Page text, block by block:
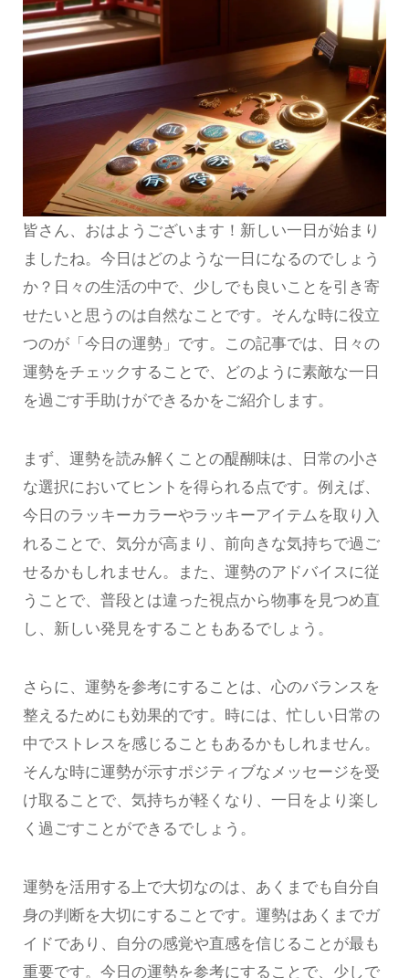
皆さん、おはようございます！新しい一日が始まり
ましたね。今日はどのような一日になるのでしょう
か？日々の生活の中で、少しでも良いことを引き寄
せたいと思うのは自然なことです。そんな時に役立
つのが「今日の運勢」です。この記事では、日々の
運勢をチェックすることで、どのように素敵な一日
を過ごす手助けができるかをご紹介します。
まず、運勢を読み解くことの醍醐味は、日常の小さ
な選択においてヒントを得られる点です。例えば、
今日のラッキーカラーやラッキーアイテムを取り入
れることで、気分が高まり、前向きな気持ちで過ご
せるかもしれません。また、運勢のアドバイスに従
うことで、普段とは違った視点から物事を見つめ直
し、新しい発見をすることもあるでしょう。
さらに、運勢を参考にすることは、心のバランスを
整えるためにも効果的です。時には、忙しい日常の
中でストレスを感じることもあるかもしれません。
そんな時に運勢が示すポジティブなメッセージを受
け取ることで、気持ちが軽くなり、一日をより楽し
く過ごすことができるでしょう。
運勢を活用する上で大切なのは、あくまでも自分自
身の判断を大切にすることです。運勢はあくまでガ
イドであり、自分の感覚や直感を信じることが最も
重要です。今日の運勢を参考にすることで、少しで